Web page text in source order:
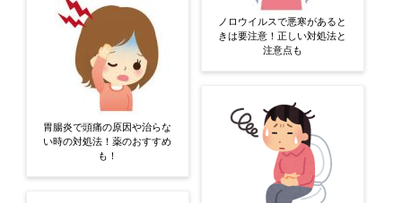
胃腸炎で頭痛の原因や治らな
い時の対処法！薬のおすすめ
も！
ノロウイルスで悪寒があると
きは要注意！正しい対処法と
注意点も